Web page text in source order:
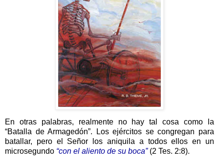
En otras palabras, realmente no hay tal cosa como la
“Batalla de Armagedón”. Los ejércitos se congregan para
batallar, pero el Señor los aniquila a todos ellos en un
microsegundo “con el aliento de su boca”(2 Tes. 2:8).